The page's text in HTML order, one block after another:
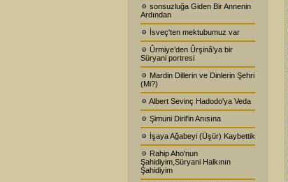
sonsuzluğa Giden Bir Annenin
Ardından
İsveç'ten mektubumuz var
Ûrmiye’den Ûrşinâ’ya bir
Süryani portresi
Mardin Dillerin ve Dinlerin Şehri
(Mi?)
Albert Sevinç Hadodo'ya Veda
Şimuni Diril'in Anısına
İşaya Ağabeyi (Üşür) Kaybettik
Rahip Aho'nun
Şahidiyim,Süryani Halkının
Şahidiyim